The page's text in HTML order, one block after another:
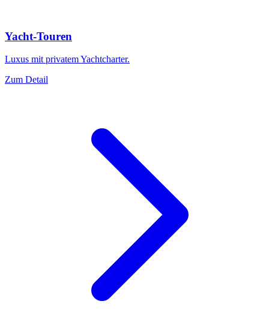
Yacht-Touren
Luxus mit privatem Yachtcharter.
Zum Detail